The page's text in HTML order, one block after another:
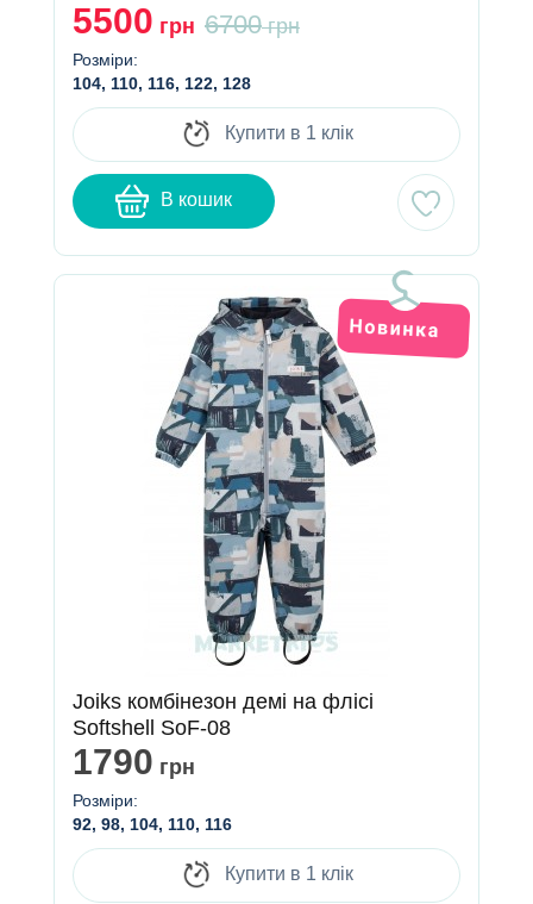
5500 грн 6700грн
Розміри:
104, 110, 116, 122, 128
Купити в 1 клік
В кошик
Joiks комбінезон демі на флісі
Softshell SoF-08
1790 грн
Розміри:
92, 98, 104, 110, 116
Купити в 1 клік